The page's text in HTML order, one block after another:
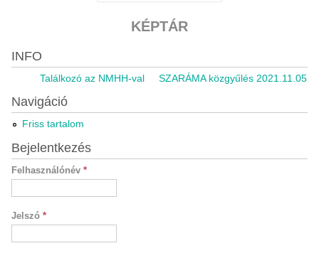
KÉPTÁR
INFO
Találkozó az NMHH-val SZARÁMA közgyűlés 2021.11.05.
Navigáció
Friss tartalom
Bejelentkezés
Felhasználónév *
Jelszó *